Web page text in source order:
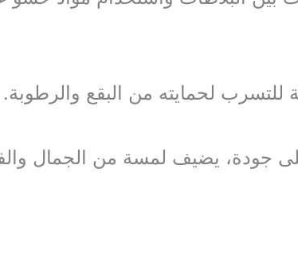
للتسرب لحمايته من البقع والرطوبة.
جودة، يضيف لمسة من الجمال